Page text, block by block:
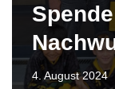
4. August 2024